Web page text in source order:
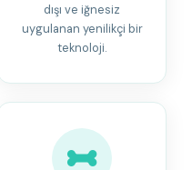
dışı ve iğnesiz
uygulanan yenilikçi bir
teknoloji.